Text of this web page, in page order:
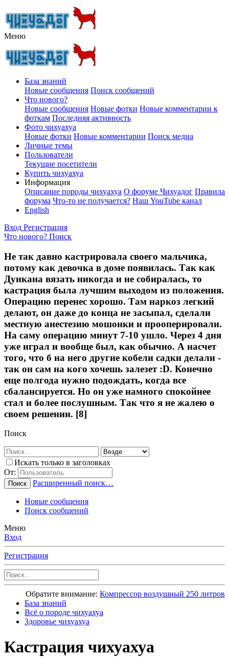
Меню
База знаний
Новые сообщения Поиск сообщений
Что нового?
Новые сообщения Новые фотки Новые комментарии к
фоткам Последняя активность
Фото чихуахуа
Новые фотки Новые комментарии Поиск медиа
Личные темы
Пользователи
Текущие посетители
Купить чихуахуа
Информация
Описание породы чихуахуа О форуме Чихуадог Правила
форума Что-то не получается? Наш YouTube канал
English
Вход Регистрация
Что нового? Поиск
Не так давно кастрировала своего мальчика,
потому как девочка в доме появилась. Так как
Дункана вязать никогда и не собиралась, то
кастрация была лучшим выходом из положения.
Операцию перенес хорошо. Там наркоз легкий
делают, он даже до конца не засыпал, сделали
местную анестезию мошонки и прооперировали.
На саму операцию минут 7-10 ушло. Через 4 дня
уже играл и вообще был, как обычно. А насчет
того, что б на него другие кобели садки делали -
так он сам на кого хочешь залезет :D. Конечно
еще полгода нужно подождать, когда все
сбалансируется. Но он уже намного спокойнее
стал и более послушным. Так что я не жалею о
своем решении. [8]
Поиск
Искать только в заголовках
От:
Поиск Расширенный поиск…
Новые сообщения
Поиск сообщений
Меню
Вход
Регистрация
Обратите внимание: Компрессор воздушный 250 литров
База знаний
Всё о породе чихуахуа
Здоровье чихуахуа
Кастрация чихуахуа